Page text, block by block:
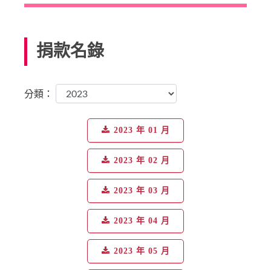
捐款名錄
分類：
2023 年 01 月
2023 年 02 月
2023 年 03 月
2023 年 04 月
2023 年 05 月